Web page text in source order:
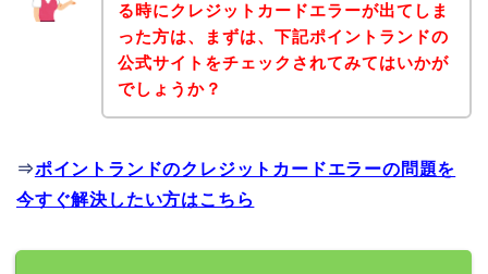
る時にクレジットカードエラーが出てしま
った方は、まずは、下記ポイントランドの
公式サイトをチェックされてみてはいかが
でしょうか？
⇒ポイントランドのクレジットカードエラーの問題を
今すぐ解決したい方はこちら